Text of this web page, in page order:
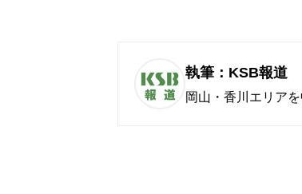
執筆：KSB報道
岡山・香川エリア